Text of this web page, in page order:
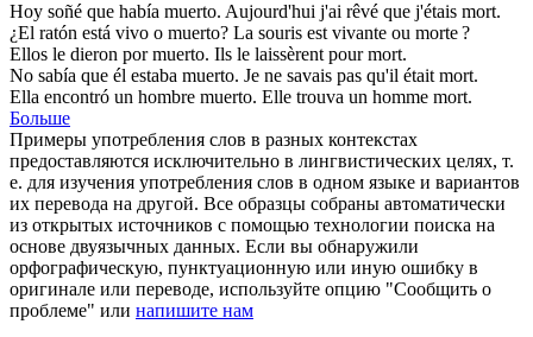
Hoy soñé que había muerto. Aujourd'hui j'ai rêvé que j'étais mort.
¿El ratón está vivo o muerto? La souris est vivante ou morte?
Ellos le dieron pormuerto. Ils le laissèrent pourmort.
No sabía que él estaba muerto. Je ne savais pas qu'il était mort.
Ella encontró un hombre muerto. Elle trouva un homme mort.
Больше
Примеры употребления слов в разных контекстах
предоставляются исключительно в лингвистических целях, т.
е. для изучения употребления слов в одном языке и вариантов
их перевода на другой. Все образцы собраны автоматически
из открытых источников с помощью технологии поиска на
основе двуязычных данных. Если вы обнаружили
орфографическую, пунктуационную или иную ошибку в
оригинале или переводе, используйте опцию "Сообщить о
проблеме" или напишите нам